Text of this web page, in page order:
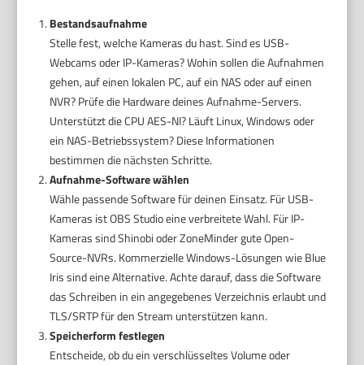
Bestandsaufnahme
Stelle fest, welche Kameras du hast. Sind es USB-
Webcams oder IP-Kameras? Wohin sollen die Aufnahmen
gehen, auf einen lokalen PC, auf ein NAS oder auf einen
NVR? Prüfe die Hardware deines Aufnahme-Servers.
Unterstützt die CPU AES-NI? Läuft Linux, Windows oder
ein NAS-Betriebssystem? Diese Informationen
bestimmen die nächsten Schritte.
Aufnahme-Software wählen
Wähle passende Software für deinen Einsatz. Für USB-
Kameras ist OBS Studio eine verbreitete Wahl. Für IP-
Kameras sind Shinobi oder ZoneMinder gute Open-
Source-NVRs. Kommerzielle Windows-Lösungen wie Blue
Iris sind eine Alternative. Achte darauf, dass die Software
das Schreiben in ein angegebenes Verzeichnis erlaubt und
TLS/SRTP für den Stream unterstützen kann.
Speicherform festlegen
Entscheide, ob du ein verschlüsseltes Volume oder